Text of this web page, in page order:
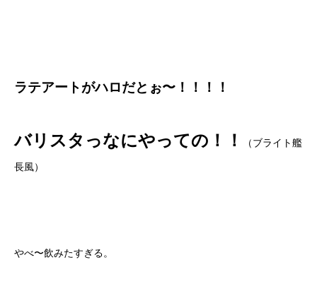
ラテアートがハロだとぉ〜！！！！
バリスタっなにやっての！！
（ブライト艦
長風）
やべ〜飲みたすぎる。